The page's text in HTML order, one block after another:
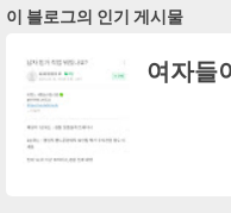
이 블로그의 인기 게시물
여자들